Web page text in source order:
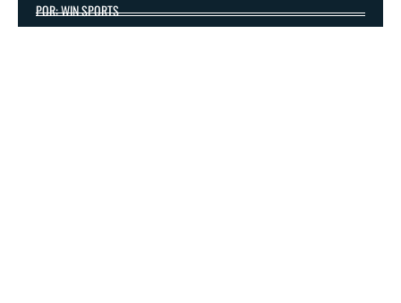
POR: WIN SPORTS